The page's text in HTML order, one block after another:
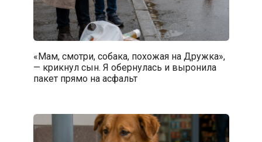
«Мам, смотри, собака, похожая на Дружка»,
— крикнул сын. Я обернулась и выронила
пакет прямо на асфальт